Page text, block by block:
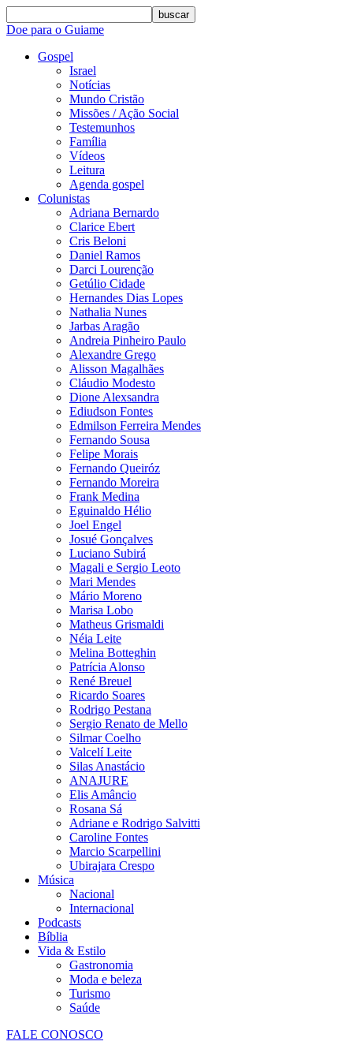
buscar
Doe para o Guiame
Gospel
Israel
Notícias
Mundo Cristão
Missões / Ação Social
Testemunhos
Família
Vídeos
Leitura
Agenda gospel
Colunistas
Adriana Bernardo
Clarice Ebert
Cris Beloni
Daniel Ramos
Darci Lourenção
Getúlio Cidade
Hernandes Dias Lopes
Nathalia Nunes
Jarbas Aragão
Andreia Pinheiro Paulo
Alexandre Grego
Alisson Magalhães
Cláudio Modesto
Dione Alexsandra
Ediudson Fontes
Edmilson Ferreira Mendes
Fernando Sousa
Felipe Morais
Fernando Queiróz
Fernando Moreira
Frank Medina
Eguinaldo Hélio
Joel Engel
Josué Gonçalves
Luciano Subirá
Magali e Sergio Leoto
Mari Mendes
Mário Moreno
Marisa Lobo
Matheus Grismaldi
Néia Leite
Melina Botteghin
Patrícia Alonso
René Breuel
Ricardo Soares
Rodrigo Pestana
Sergio Renato de Mello
Silmar Coelho
Valcelí Leite
Silas Anastácio
ANAJURE
Elis Amâncio
Rosana Sá
Adriane e Rodrigo Salvitti
Caroline Fontes
Marcio Scarpellini
Ubirajara Crespo
Música
Nacional
Internacional
Podcasts
Bíblia
Vida & Estilo
Gastronomia
Moda e beleza
Turismo
Saúde
FALE CONOSCO